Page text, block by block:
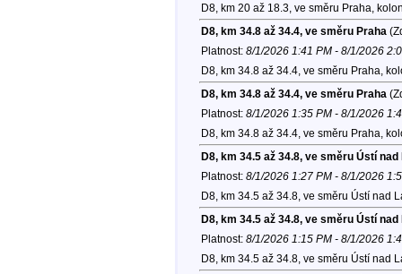
D8, km 20 až 18.3, ve směru Praha,
D8, km 34.8 až 34.4, ve směru Praha
Platnost: 8/1/2026 1:41 PM - 8/1/2026
D8, km 34.8 až 34.4, ve směru Praha,
D8, km 34.8 až 34.4, ve směru Praha
Platnost: 8/1/2026 1:35 PM - 8/1/2026
D8, km 34.8 až 34.4, ve směru Praha,
D8, km 34.5 až 34.8, ve směru Ústí nad
Platnost: 8/1/2026 1:27 PM - 8/1/2026
D8, km 34.5 až 34.8, ve směru Ústí nad
D8, km 34.5 až 34.8, ve směru Ústí nad
Platnost: 8/1/2026 1:15 PM - 8/1/2026
D8, km 34.5 až 34.8, ve směru Ústí nad